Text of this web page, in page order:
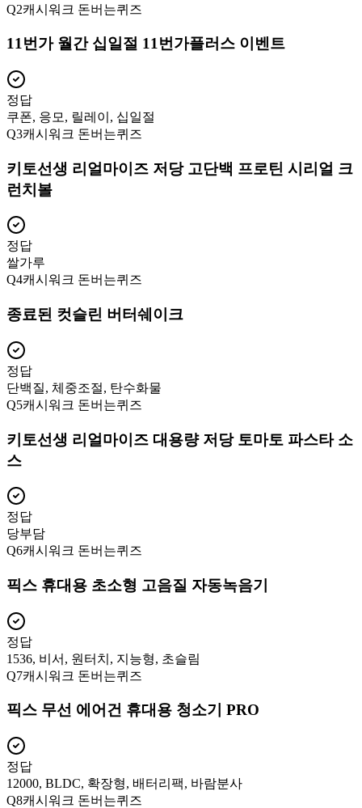
Q2캐시워크 돈버는퀴즈
11번가 월간 십일절 11번가플러스 이벤트
정답
쿠폰, 응모, 릴레이, 십일절
Q3캐시워크 돈버는퀴즈
키토선생 리얼마이즈 저당 고단백 프로틴 시리얼 크
런치볼
정답
쌀가루
Q4캐시워크 돈버는퀴즈
종료된 컷슬린 버터쉐이크
정답
단백질, 체중조절, 탄수화물
Q5캐시워크 돈버는퀴즈
키토선생 리얼마이즈 대용량 저당 토마토 파스타 소
스
정답
당부담
Q6캐시워크 돈버는퀴즈
픽스 휴대용 초소형 고음질 자동녹음기
정답
1536, 비서, 원터치, 지능형, 초슬림
Q7캐시워크 돈버는퀴즈
픽스 무선 에어건 휴대용 청소기 PRO
정답
12000, BLDC, 확장형, 배터리팩, 바람분사
Q8캐시워크 돈버는퀴즈